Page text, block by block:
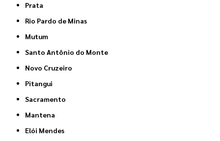
Prata
Rio Pardo de Minas
Mutum
Santo Antônio do Monte
Novo Cruzeiro
Pitangui
Sacramento
Mantena
Elói Mendes